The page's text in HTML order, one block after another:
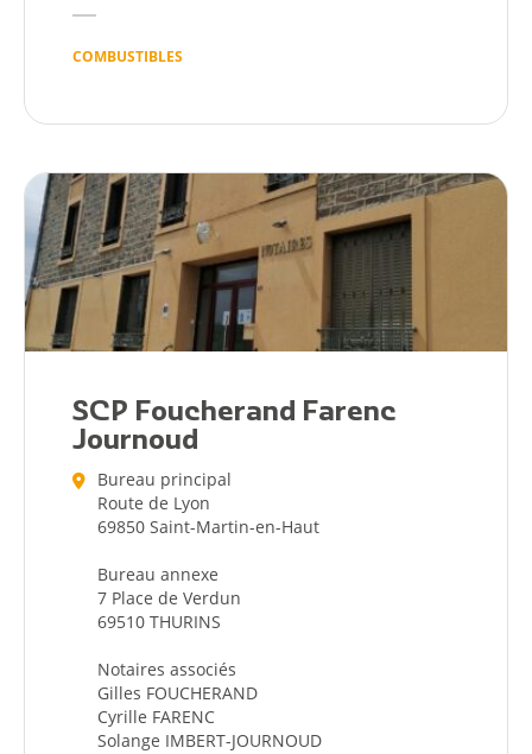
COMBUSTIBLES
SCP Foucherand Farenc
Journoud
Bureau principal
Route de Lyon
69850 Saint-Martin-en-Haut
Bureau annexe
7 Place de Verdun
69510 THURINS
Notaires associés
Gilles FOUCHERAND
Cyrille FARENC
Solange IMBERT-JOURNOUD